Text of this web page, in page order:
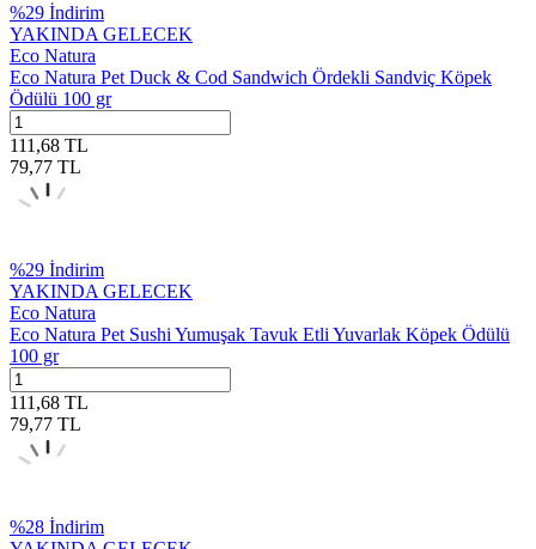
%29 İndirim
YAKINDA GELECEK
Eco Natura
Eco Natura Pet Duck & Cod Sandwich Ördekli Sandviç Köpek
Ödülü 100 gr
111,68 TL
79,77 TL
%29 İndirim
YAKINDA GELECEK
Eco Natura
Eco Natura Pet Sushi Yumuşak Tavuk Etli Yuvarlak Köpek Ödülü
100 gr
111,68 TL
79,77 TL
%28 İndirim